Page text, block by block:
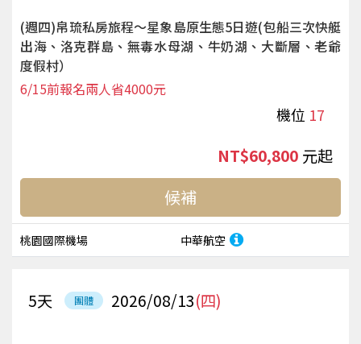
(週四)帛琉私房旅程～星象島原生態5日遊(包船三次快艇
出海、洛克群島、無毒水母湖、牛奶湖、大斷層、老爺
度假村）
機位 17
6/15前報名兩人省4000元
桃園國際機場 中華航空
NT$60,800 起
候補
團體 2026/08/13(四)
5天